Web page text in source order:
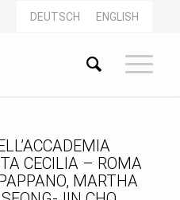
DEUTSCH ENGLISH
CECILIA – ROMA
MARTHA